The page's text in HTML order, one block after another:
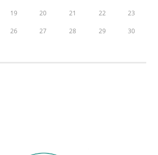
19 20 21 22 23
26 27 28 29 30